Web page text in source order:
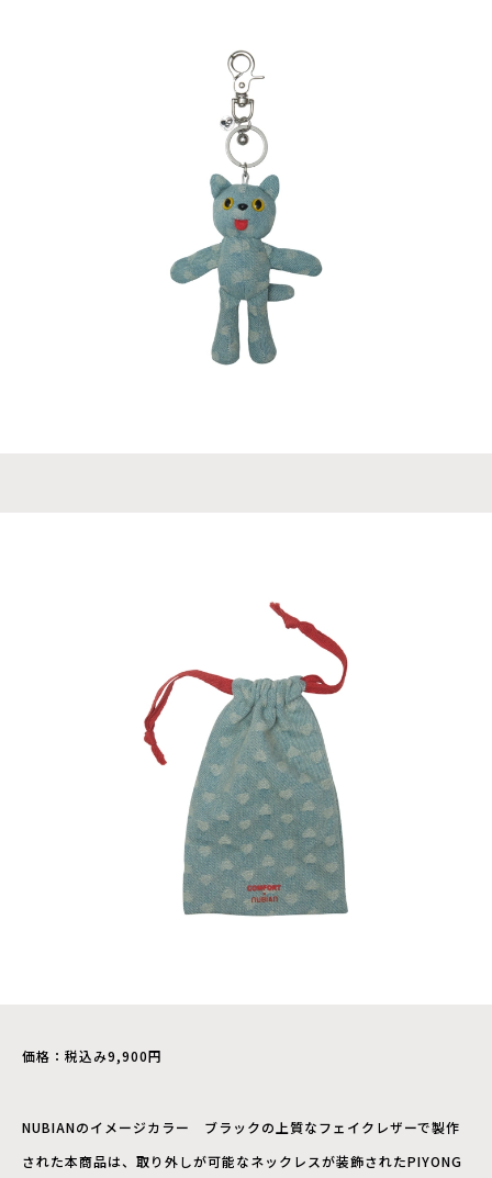
価格：税込み9,900円
NUBIANのイメージカラー ブラックの上質なフェイクレザーで製作
された本商品は、取り外しが可能なネックレスが装飾されたPIYONG